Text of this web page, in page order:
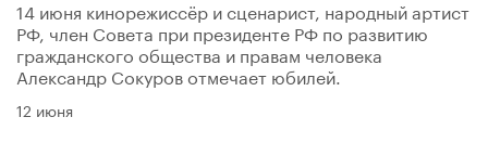
14 июня кинорежиссёр и сценарист, народный артист
РФ, член Совета при президенте РФ по развитию
гражданского общества и правам человека
Александр Сокуров отмечает юбилей.
12 июня